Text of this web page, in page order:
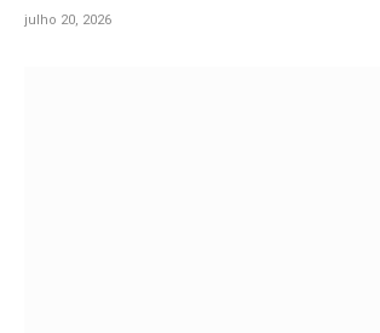
julho 20, 2026